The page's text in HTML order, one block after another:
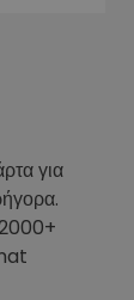
για
2000+